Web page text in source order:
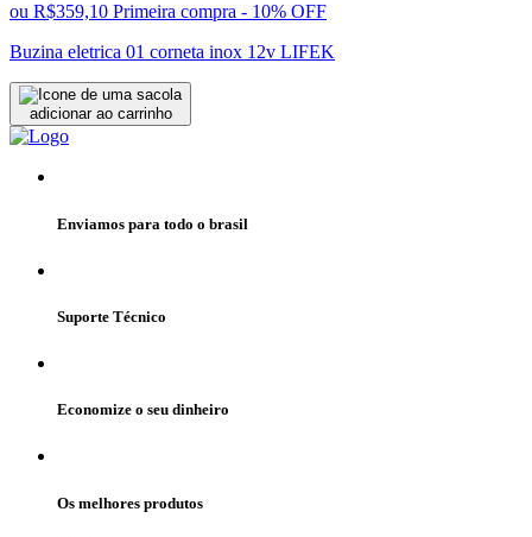
ou R$359,10 Primeira compra - 10% OFF
Buzina eletrica 01 corneta inox 12v LIFEK
adicionar ao carrinho
Enviamos para todo o brasil
Suporte Técnico
Economize o seu dinheiro
Os melhores produtos